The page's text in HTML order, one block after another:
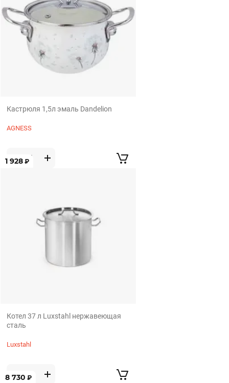
Кастрюля 1,5л эмаль Dandelion
AGNESS
1 928 ₽
Котел 37 л Luxstahl нержавеющая
сталь
Luxstahl
8 730 ₽